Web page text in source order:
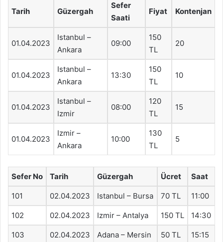
Tarih Güzergah
Sefer
Saati
Fiyat Kontenjan
01.04.2023
Istanbul –
Ankara
09:00
150
TL
20
01.04.2023
Istanbul –
Ankara
13:30
150
TL
10
01.04.2023
Istanbul –
Izmir
08:00
120
TL
15
01.04.2023
Izmir –
Ankara
10:00
130
TL
5
Sefer No Tarih Güzergah Ücret Saat
101 02.04.2023 Istanbul – Bursa 70 TL 11:00
102 02.04.2023 Izmir – Antalya 150 TL 14:30
103 02.04.2023 Adana – Mersin 50 TL 15:15